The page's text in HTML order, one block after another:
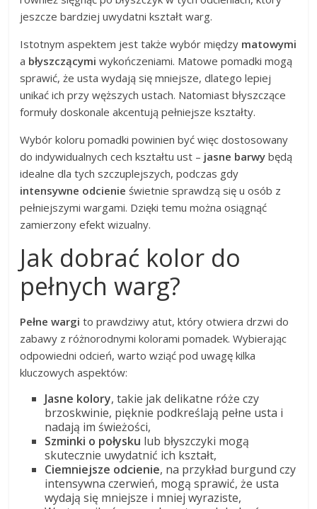
jeszcze bardziej uwydatni kształt warg.
Istotnym aspektem jest także wybór między matowymi
a błyszczącymi wykończeniami. Matowe pomadki mogą
sprawić, że usta wydają się mniejsze, dlatego lepiej
unikać ich przy węższych ustach. Natomiast błyszczące
formuły doskonale akcentują pełniejsze kształty.
Wybór koloru pomadki powinien być więc dostosowany
do indywidualnych cech kształtu ust – jasne barwy będą
idealne dla tych szczuplejszych, podczas gdy
intensywne odcienie świetnie sprawdzą się u osób z
pełniejszymi wargami. Dzięki temu można osiągnąć
zamierzony efekt wizualny.
Jak dobrać kolor do
pełnych warg?
Pełne wargi to prawdziwy atut, który otwiera drzwi do
zabawy z różnorodnymi kolorami pomadek. Wybierając
odpowiedni odcień, warto wziąć pod uwagę kilka
kluczowych aspektów:
Jasne kolory, takie jak delikatne róże czy
brzoskwinie, pięknie podkreślają pełne usta i
nadają im świeżości,
Szminki o połysku lub błyszczyki mogą
skutecznie uwydatnić ich kształt,
Ciemniejsze odcienie, na przykład burgund czy
intensywna czerwień, mogą sprawić, że usta
wydają się mniejsze i mniej wyraziste,